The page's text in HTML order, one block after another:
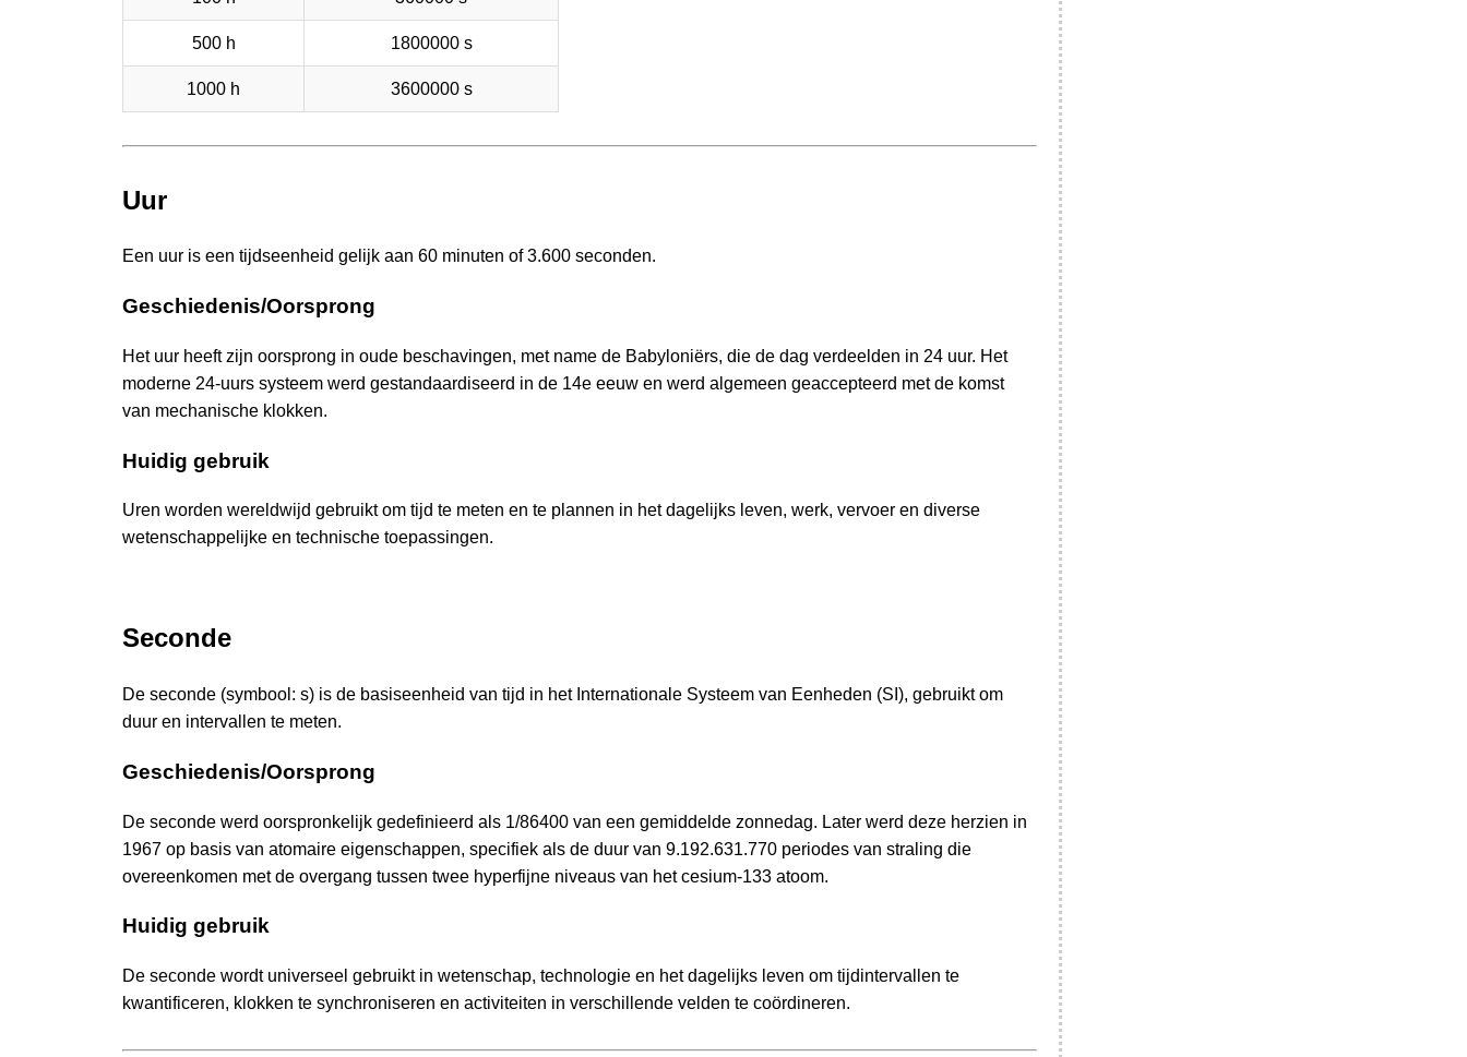
500 h 1800000 s
1000 h 3600000 s
Uur
Een uur is een tijdseenheid gelijk aan 60 minuten of 3.600 seconden.
Geschiedenis/Oorsprong
Het uur heeft zijn oorsprong in oude beschavingen, met name de Babyloniërs, die de dag verdeelden in 24 uur. Het
moderne 24-uurs systeem werd gestandaardiseerd in de 14e eeuw en werd algemeen geaccepteerd met de komst
van mechanische klokken.
Huidig gebruik
Uren worden wereldwijd gebruikt om tijd te meten en te plannen in het dagelijks leven, werk, vervoer en diverse
wetenschappelijke en technische toepassingen.
Seconde
De seconde (symbool: s) is de basiseenheid van tijd in het Internationale Systeem van Eenheden (SI), gebruikt om
duur en intervallen te meten.
Geschiedenis/Oorsprong
De seconde werd oorspronkelijk gedefinieerd als 1/86400 van een gemiddelde zonnedag. Later werd deze herzien in
1967 op basis van atomaire eigenschappen, specifiek als de duur van 9.192.631.770 periodes van straling die
overeenkomen met de overgang tussen twee hyperfijne niveaus van het cesium-133 atoom.
Huidig gebruik
De seconde wordt universeel gebruikt in wetenschap, technologie en het dagelijks leven om tijdintervallen te
kwantificeren, klokken te synchroniseren en activiteiten in verschillende velden te coördineren.